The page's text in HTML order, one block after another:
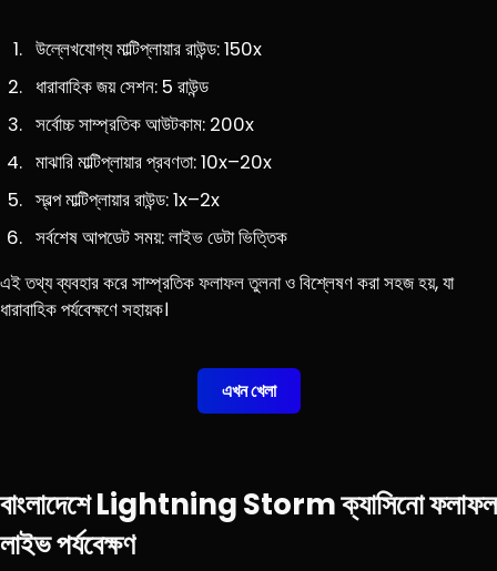
উল্লেখযোগ্য মাল্টিপ্লায়ার রাউন্ড: 150x
ধারাবাহিক জয় সেশন: 5 রাউন্ড
সর্বোচ্চ সাম্প্রতিক আউটকাম: 200x
মাঝারি মাল্টিপ্লায়ার প্রবণতা: 10x–20x
স্বল্প মাল্টিপ্লায়ার রাউন্ড: 1x–2x
সর্বশেষ আপডেট সময়: লাইভ ডেটা ভিত্তিক
এই তথ্য ব্যবহার করে সাম্প্রতিক ফলাফল তুলনা ও বিশ্লেষণ করা সহজ হয়, যা
ধারাবাহিক পর্যবেক্ষণে সহায়ক।
এখন খেলা
বাংলাদেশে Lightning Storm ক্যাসিনো ফলাফল
লাইভ পর্যবেক্ষণ